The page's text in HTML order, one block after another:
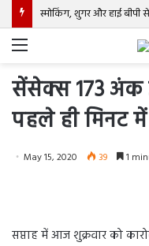
Menu
सेंसेक्स 173 अंक
पहले ही मिनट
May 15, 2020 39 1
सप्ताह में आज शुक्रवार को